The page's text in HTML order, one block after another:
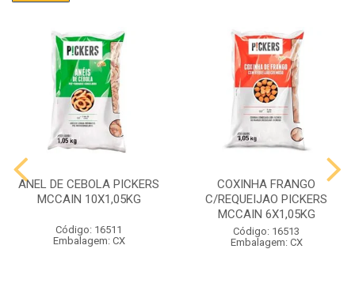
ANEL DE CEBOLA PICKERS
MCCAIN 10X1,05KG
Código: 16511
Embalagem: CX
COXINHA FRANGO
C/REQUEIJAO PICKERS
MCCAIN 6X1,05KG
Código: 16513
Embalagem: CX